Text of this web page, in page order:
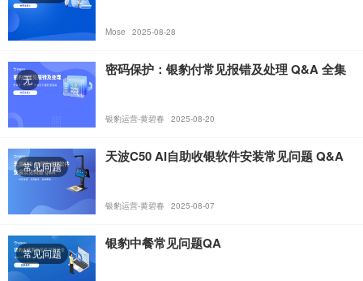
Mose 2025-08-28
无
密码保护：银豹付常见报错及处理 Q&A 全集
银豹运营-黄碧春 2025-08-20
常见问题
天波C50 AI自助收银软件安装常见问题 Q&A
银豹运营-黄碧春 2025-08-07
常见问题
银豹中餐常见问题QA